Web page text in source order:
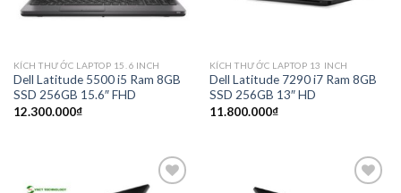
KÍCH THƯỚC LAPTOP 15.6 INCH
Dell Latitude 5500 i5 Ram 8GB
SSD 256GB 15.6″ FHD
12.300.000₫
KÍCH THƯỚC LAPTOP 13 INCH
Dell Latitude 7290 i7 Ram 8GB
SSD 256GB 13″ HD
11.800.000₫